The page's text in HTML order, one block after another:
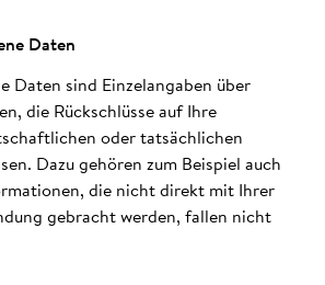
Daten
Daten sind Einzelangaben über
die Rückschlüsse auf Ihre
oder tatsächlichen
Dazu gehören zum Beispiel auch
die nicht direkt mit Ihrer
gebracht werden, fallen nicht